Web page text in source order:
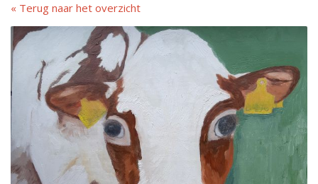
Nederlands
Terug naar het overzicht